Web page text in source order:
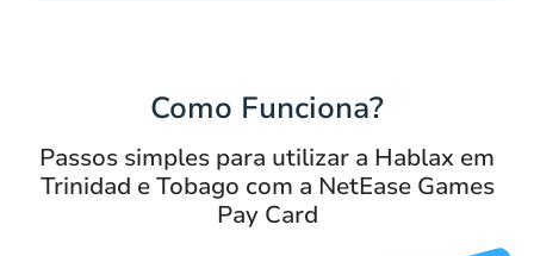
Como Funciona?
Passos simples para utilizar a Hablax em
Trinidad e Tobago com a NetEase Games
Pay Card